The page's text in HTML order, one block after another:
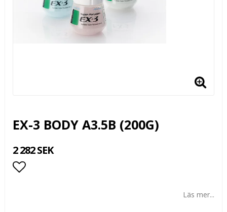
EX-3 BODY A3.5B (200G)
2 282 SEK
Läs mer...